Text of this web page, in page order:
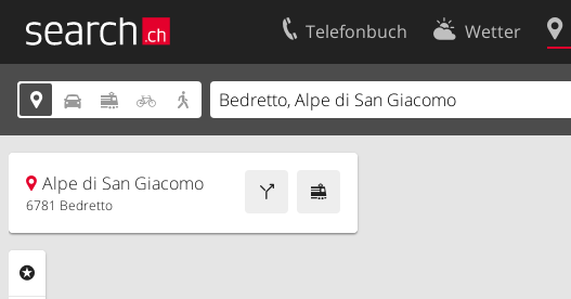
Telefonbuch Wetter
    
Alpe di San Giacomo
6781 Bedretto
Ihr Eintrag
Kundencenter Geschäftskunden
Impressum
Kontakt
Nutzungsbedingungen